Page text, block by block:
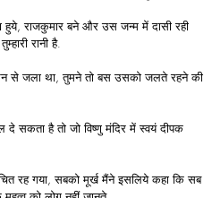
हुये, राजकुमार बने और उस जन्म में दासी रही
रानी है.
से जला था, तुमने तो बस उसको जलते रहने की
सकता है तो जो विष्णु मंदिर में स्वयं दीपक
रह गया, सबको मूर्ख मैंने इसलिये कहा कि सब